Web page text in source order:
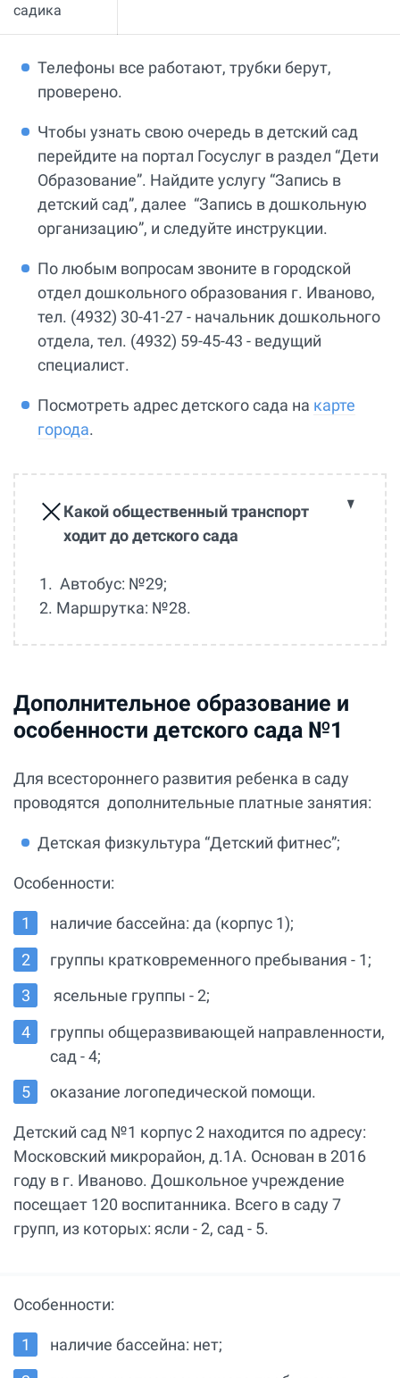
садика
Телефоны все работают, трубки берут,
проверено.
Чтобы узнать свою очередь в детский сад
перейдите на портал Госуслуг в раздел “Дети
Образование”. Найдите услугу “Запись в
детский сад”, далее “Запись в дошкольную
организацию”, и следуйте инструкции.
По любым вопросам звоните в городской
отдел дошкольного образования г. Иваново,
тел. (4932) 30-41-27 - начальник дошкольного
отдела, тел. (4932) 59-45-43 - ведущий
специалист.
Посмотреть адрес детского сада на карте
города.
Какой общественный транспорт
ходит до детского сада
1. Автобус: №29;
2. Маршрутка: №28.
Дополнительное образование и
особенности детского сада №1
Для всестороннего развития ребенка в саду
проводятся дополнительные платные занятия:
Детская физкультура “Детский фитнес”;
Особенности:
наличие бассейна: да (корпус 1);
группы кратковременного пребывания - 1;
ясельные группы - 2;
группы общеразвивающей направленности,
сад - 4;
оказание логопедической помощи.
Детский сад №1 корпус 2 находится по адресу:
Московский микрорайон, д.1А. Основан в 2016
году в г. Иваново. Дошкольное учреждение
посещает 120 воспитанника. Всего в саду 7
групп, из которых: ясли - 2, сад - 5.
Особенности:
наличие бассейна: нет;